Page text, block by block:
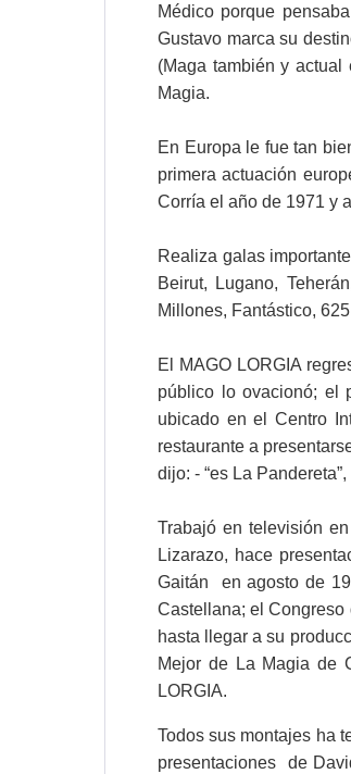
Médico porque
Gustavo marca su
(Maga también y
Magia.
En Europa le fue tan
primera actuación
Corría el año de 1971 y
Realiza galas
Beirut, Lugano,
Millones, Fantástico,
El MAGO LORGIA
público lo ovacionó; el
ubicado en el Centro
restaurante a
dijo: - “es La
Trabajó en televisión
Lizarazo, hace
Gaitán en agosto de
Castellana; el
hasta llegar a su
Mejor de La Magia de
LORGIA.
Todos sus montajes ha
presentaciones de